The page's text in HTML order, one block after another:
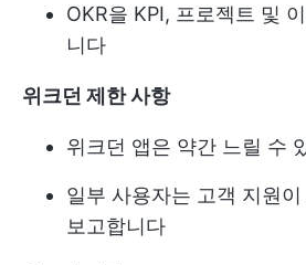
OKR을 KPI, 프로젝트 및
니다
위크던 제한 사항
위크던 앱은 약간 느릴 수
일부 사용자는 고객 지원
보고합니다